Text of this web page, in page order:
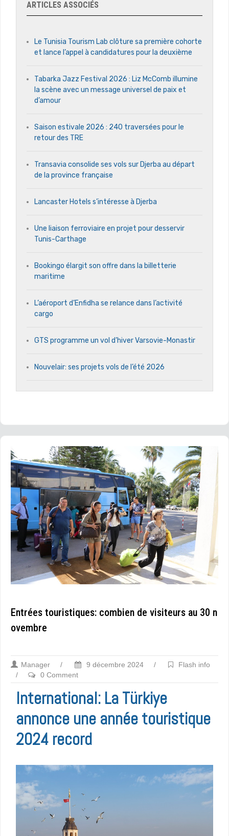
ARTICLES ASSOCIÉS
Le Tunisia Tourism Lab clôture sa première cohorte
et lance l’appel à candidatures pour la deuxième
Tabarka Jazz Festival 2026 : Liz McComb illumine
la scène avec un message universel de paix et
d’amour
Saison estivale 2026 : 240 traversées pour le
retour des TRE
Transavia consolide ses vols sur Djerba au départ
de la province française
Lancaster Hotels s’intéresse à Djerba
Une liaison ferroviaire en projet pour desservir
Tunis-Carthage
Bookingo élargit son offre dans la billetterie
maritime
L’aéroport d’Enfidha se relance dans l’activité
cargo
GTS programme un vol d’hiver Varsovie-Monastir
Nouvelair: ses projets vols de l’été 2026
Entrées touristiques: combien de visiteurs au 30 n
ovembre
Manager / 9 décembre 2024 /
Flash info
/
0 Comment
International: La Türkiye
annonce une année touristique
2024 record